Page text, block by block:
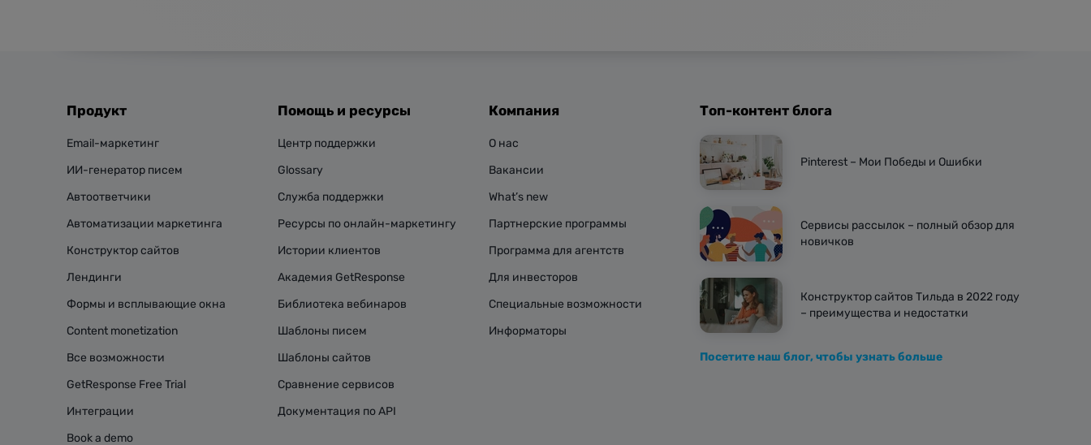
Продукт
Email-маркетинг
ИИ-генератор писем
Автоответчики
Автоматизации маркетинга
Конструктор сайтов
Лендинги
Формы и всплывающие окна
Content monetization
Все возможности
GetResponse Free Trial
Интеграции
Book a demo
Помощь и ресурсы
Центр поддержки
Glossary
Служба поддержки
Ресурсы по онлайн-маркетингу
Истории клиентов
Академия GetResponse
Библиотека вебинаров
Шаблоны писем
Шаблоны сайтов
Сравнение сервисов
Документация по API
Компания
О нас
Вакансии
What’s new
Партнерские программы
Программа для агентств
Для инвесторов
Специальные возможности
Информаторы
Топ-контент блога
Pinterest – Мои Победы и Ошибки
Сервисы рассылок – полный обзор для
новичков
Конструктор сайтов Тильда в 2022 году
– преимущества и недостатки
Посетите наш блог, чтобы узнать больше